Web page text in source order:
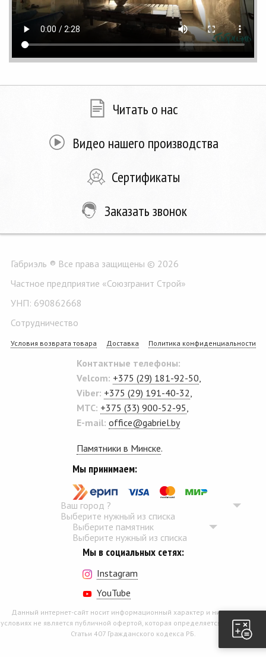
Читать о нас
Видео нашего производства
Сертификаты
Заказать звонок
Габриэль ® Все права защищены © 2026
Частное предприятие «Союзгранит Строй»
УНП: 690862668
Сотрудничество
Условия возврата товара Доставка Политика конфиденциальности
Контактные телефоны:
Velcom: +375 (29) 181-92-50
Viber: +375 (29) 191-40-32
MTC: +375 (33) 900-52-95
E-mail: office@gabriel.by
Памятники в Минске.
Мы принимаем:
Ваш город ?
Выберите нужный из списка
Выберите памятник
Выберите нужный из списка
Мы в социальных сетях:
Instagram
YouTube
Данный интернет-сайт носит информационный характер и ни при каких
условиях не является публичной офертой, которая определяется положением
Статьи 407 Гражданского кодекса РБ.